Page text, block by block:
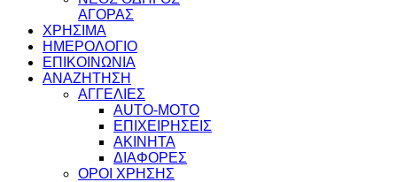
ΑΓΟΡΑΣ
ΧΡΗΣΙΜΑ
ΗΜΕΡΟΛΟΓΙΟ
ΕΠΙΚΟΙΝΩΝΙΑ
ΑΝΑΖΗΤΗΣΗ
ΑΓΓΕΛΙΕΣ
AUTO-MOTO
ΕΠΙΧΕΙΡΗΣΕΙΣ
ΑΚΙΝΗΤΑ
ΔΙΑΦΟΡΕΣ
ΟΡΟΙ ΧΡΗΣΗΣ